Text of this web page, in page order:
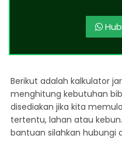
Berikut adalah kalkulator
menghitung kebutuhan
disediakan jika kita
tertentu, lahan atau
bantuan silahkan hubungi